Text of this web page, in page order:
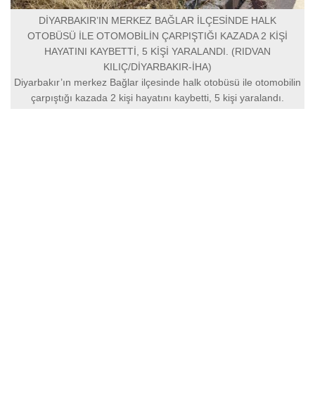
DİYARBAKIR’IN MERKEZ BAĞLAR İLÇESİNDE HALK
OTOBÜSÜ İLE OTOMOBİLİN ÇARPIŞTIĞI KAZADA 2 KİŞİ
HAYATINI KAYBETTİ, 5 KİŞİ YARALANDI. (RIDVAN
KILIÇ/DİYARBAKIR-İHA)
Diyarbakır’ın merkez Bağlar ilçesinde halk otobüsü ile otomobilin
çarpıştığı kazada 2 kişi hayatını kaybetti, 5 kişi yaralandı.